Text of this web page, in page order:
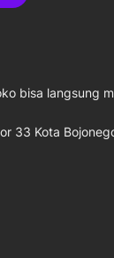
bisa langsung
33 Kota